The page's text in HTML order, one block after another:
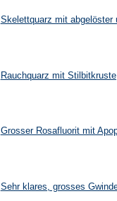
Skelettquarz mit abgelöster
Rauchquarz mit Stilbitkruste
Grosser Rosafluorit mit
Sehr klares, grosses